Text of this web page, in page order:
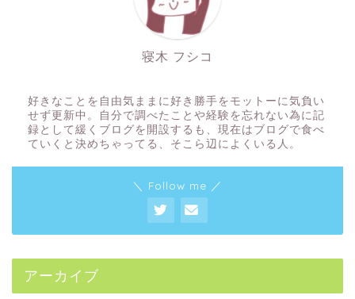
寝木 フシコ
好きなことを自由気ままに好き勝手をモットーに気負い
せず更新中。自分で調べたことや経験を忘れない為に記
録として緩くブログを開設するも、現在はブログで食べ
ていくと決めちゃってる、そこら辺によくいる人。
＼ Follow me ／
アーカイブ